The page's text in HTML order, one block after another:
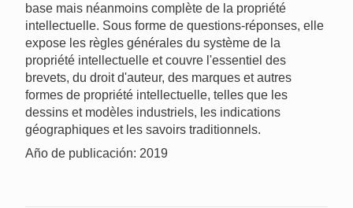
base mais néanmoins complète de la propriété
intellectuelle. Sous forme de questions-réponses, elle
expose les règles générales du système de la
propriété intellectuelle et couvre l'essentiel des
brevets, du droit d'auteur, des marques et autres
formes de propriété intellectuelle, telles que les
dessins et modèles industriels, les indications
géographiques et les savoirs traditionnels.
Año de publicación: 2019